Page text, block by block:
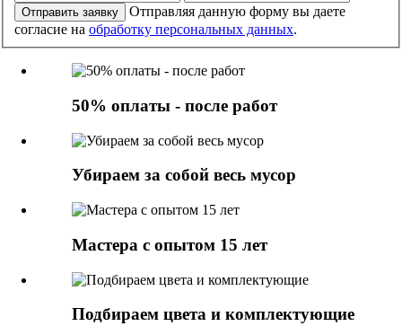
Отправить заявку
Отправляя данную форму вы даете
согласие на обработку персональных данных.
50% оплаты - после работ
Убираем за собой весь мусор
Мастера с опытом 15 лет
Подбираем цвета и комплектующие